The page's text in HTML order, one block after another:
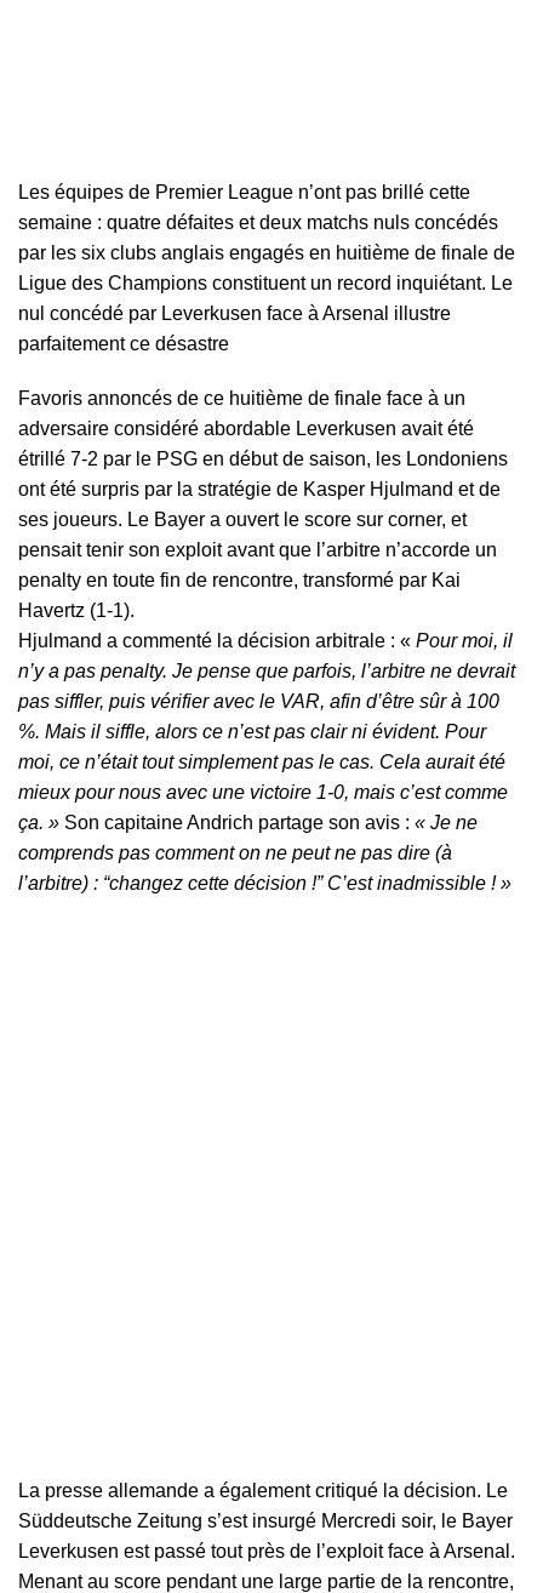
Les équipes de Premier League n’ont pas brillé cette
semaine : quatre défaites et deux matchs nuls concédés
par les six clubs anglais engagés en huitième de finale de
Ligue des Champions constituent un record inquiétant. Le
nul concédé par Leverkusen face à Arsenal illustre
parfaitement ce désastre
Favoris annoncés de ce huitième de finale face à un
adversaire considéré abordable Leverkusen avait été
étrillé 7-2 par le PSG en début de saison, les Londoniens
ont été surpris par la stratégie de Kasper Hjulmand et de
ses joueurs. Le Bayer a ouvert le score sur corner, et
pensait tenir son exploit avant que l’arbitre n’accorde un
penalty en toute fin de rencontre, transformé par Kai
Havertz (1-1).
Hjulmand a commenté la décision arbitrale : « Pour moi, il
n’y a pas penalty. Je pense que parfois, l’arbitre ne devrait
pas siffler, puis vérifier avec le VAR, afin d’être sûr à 100
%. Mais il siffle, alors ce n’est pas clair ni évident. Pour
moi, ce n’était tout simplement pas le cas. Cela aurait été
mieux pour nous avec une victoire 1-0, mais c’est comme
ça. » Son capitaine Andrich partage son avis : « Je ne
comprends pas comment on ne peut ne pas dire (à
l’arbitre) : “changez cette décision !” C’est inadmissible ! »
La presse allemande a également critiqué la décision. Le
Süddeutsche Zeitung s’est insurgé Mercredi soir, le Bayer
Leverkusen est passé tout près de l’exploit face à Arsenal.
Menant au score pendant une large partie de la rencontre,